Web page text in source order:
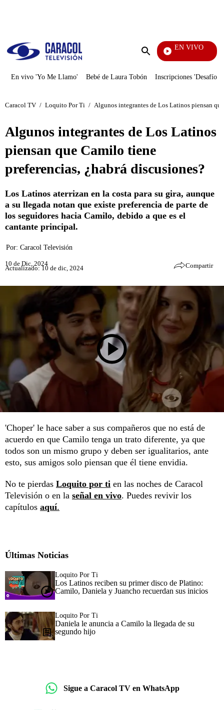
Enviar
EN VIVO
Día A Día
En vivo 'Yo Me Llamo' Bebé de Laura Tobón Inscripciones 'Desafío'
Caracol TV / Loquito Por Ti / Algunos integrantes de Los Latinos piensan
Algunos integrantes de Los Latinos
piensan que Camilo tiene
preferencias, ¿habrá discusiones?
Los Latinos aterrizan en la costa para su gira, aunque
a su llegada notan que existe preferencia de parte de
los seguidores hacia Camilo, debido a que es el
cantante principal.
Por: Caracol Televisión
10 de Dic, 2024
Actualizado: 10 de dic, 2024 Compartir
'Choper' le hace saber a sus compañeros que no está de
acuerdo en que Camilo tenga un trato diferente, ya que
todos son un mismo grupo y deben ser igualitarios, ante
esto, sus amigos solo piensan que él tiene envidia.
No te pierdas Loquito por ti en las noches de Caracol
Televisión o en la señal en vivo. Puedes revivir los
capítulos aquí.
Últimas Noticias
Loquito Por Ti
Los Latinos reciben su primer disco de Platino:
Camilo, Daniela y Juancho recuerdan sus inicios
Loquito Por Ti
Daniela le anuncia a Camilo la llegada de su
segundo hijo
Sigue a Caracol TV en WhatsApp